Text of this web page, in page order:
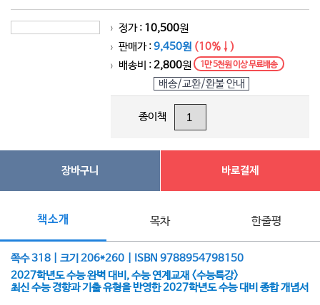
> 정가 : 10,500원
> 판매가 :9,450원 (10%↓)
> 배송비 :2,800원 1만 5천원 이상 무료배송
배송/교환/환불 안내
종이책
장바구니 바로결제
책소개 목차 한줄평
쪽수 318 | 크기 206*260 | ISBN 9788954798150
2027학년도 수능 완벽 대비, 수능 연계교재 <수능특강>
최신 수능 경향과 기출 유형을 반영한 2027학년도 수능 대비 종합 개념서